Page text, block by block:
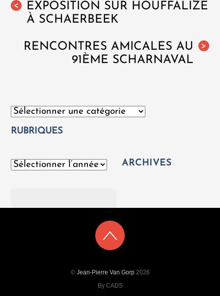
<
EXPOSITION SUR HOUFFALIZE
À SCHAERBEEK
>
RENCONTRES AMICALES AU
91ÈME SCHARNAVAL
Catégories
RUBRIQUES
Archives ARCHIVES
© Jean-Pierre Van Gorp2026
By CADS